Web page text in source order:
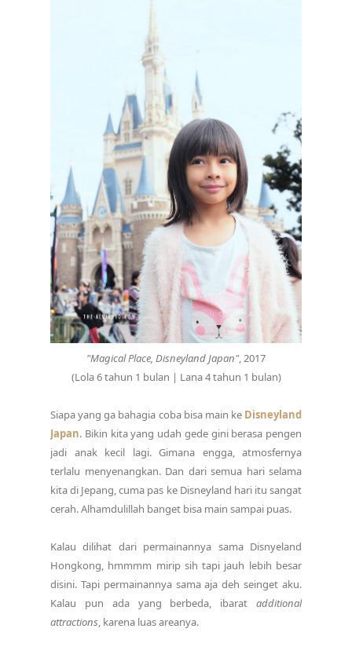
"Magical Place, Disneyland Japan", 2017
(Lola 6 tahun 1 bulan | Lana 4 tahun 1 bulan)
Siapa yang ga bahagia coba bisa main ke Disneyland
Japan. Bikin kita yang udah gede gini berasa pengen
jadi anak kecil lagi. Gimana engga, atmosfernya
terlalu menyenangkan. Dan dari semua hari selama
kita di Jepang, cuma pas ke Disneyland hari itu sangat
cerah. Alhamdulillah banget bisa main sampai puas.
Kalau dilihat dari permainannya sama Disnyeland
Hongkong, hmmmm mirip sih tapi jauh lebih besar
disini. Tapi permainannya sama aja deh seinget aku.
Kalau pun ada yang berbeda, ibarat additional
attractions, karena luas areanya.